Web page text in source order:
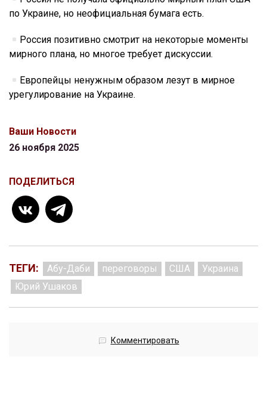
по Украине, но неофициальная бумага есть.
Россия позитивно смотрит на некоторые моменты
мирного плана, но многое требует дискуссии.
Европейцы ненужным образом лезут в мирное
урегулирование на Украине.
Ваши Новости
26 ноября 2025
ПОДЕЛИТЬСЯ
ТЕГИ: Абу-Даби переговоры США
Украина
Юрий Ушаков
Комментировать